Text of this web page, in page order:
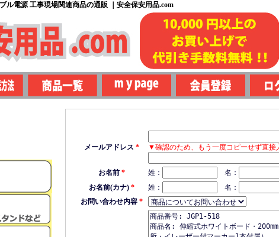
ル電源 工事現場関連商品の通販 ｜安全保安用品.com
メールアドレス *
▼確認のため、もう一度コピーせず直接
お名前* 姓：
名：
お名前(カナ)* 姓：
名：
お問い合わせ内容*